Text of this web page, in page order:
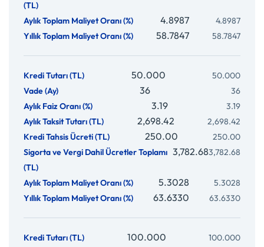
4.8987
58.7847
50.000
36
3.19
2,698.42
250.00
3,782.68
5.3028
63.6330
100.000